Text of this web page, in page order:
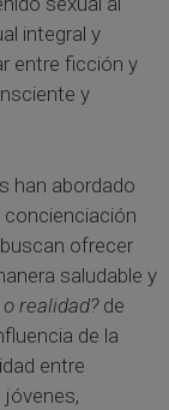
integral y
entre ficción y
y
han abordado
ofrecer
saludable y
realidad? de
de la
entre